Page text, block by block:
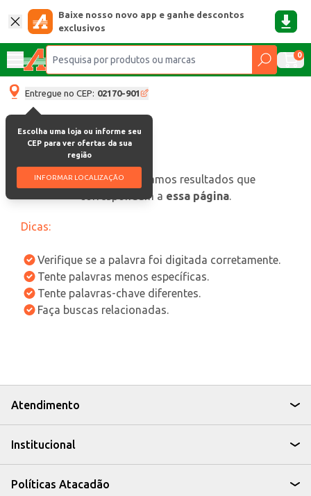
Baixe nosso novo app e ganhe descontos
exclusivos
0
Entregue no CEP: 02170-901
Escolha uma loja ou informe seu
CEP para ver ofertas da sua
região
INFORMAR LOCALIZAÇÃO
oops, não encontramos resultados que
correspondam a essa página.
Dicas:
Verifique se a palavra foi digitada corretamente.
Tente palavras menos específicas.
Tente palavras-chave diferentes.
Faça buscas relacionadas.
Atendimento
Institucional
Políticas Atacadão